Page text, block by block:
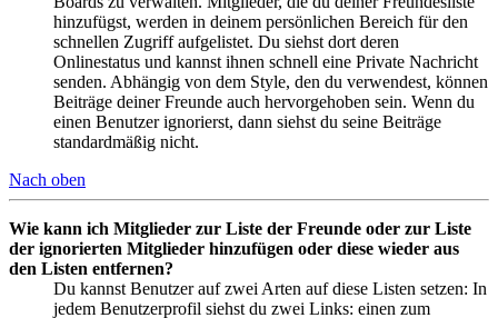
hinzufügst, werden in deinem persönlichen Bereich für den
schnellen Zugriff aufgelistet. Du siehst dort deren
Onlinestatus und kannst ihnen schnell eine Private Nachricht
senden. Abhängig von dem Style, den du verwendest, können
Beiträge deiner Freunde auch hervorgehoben sein. Wenn du
einen Benutzer ignorierst, dann siehst du seine Beiträge
standardmäßig nicht.
Nach oben
Wie kann ich Mitglieder zur Liste der Freunde oder zur Liste
der ignorierten Mitglieder hinzufügen oder diese wieder aus
den Listen entfernen?
Du kannst Benutzer auf zwei Arten auf diese Listen setzen: In
jedem Benutzerprofil siehst du zwei Links: einen zum